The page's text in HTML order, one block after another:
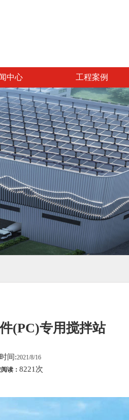
中心 工程案例
(PC)专用搅拌站
间:2021/8/16
读： 8221次